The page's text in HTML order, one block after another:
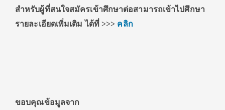
สำหรับผู้ที่สนใจสมัครเข้าศึกษาต่อสามารถเข้าไปศึกษา
รายละเอียดเพิ่มเติม ได้ที่ >>> คลิก
ขอบคุณข้อมูลจาก